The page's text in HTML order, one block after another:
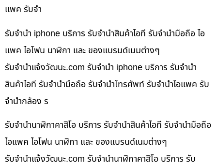
แพค รับจำ
รับจำนำ iphone บริการ รับจำนำสินค้าไอที รับจำนำมือถือ ไอ
แพค ไอโฟน นาฬิกา และ ของแบรนด์เนมต่างๆ
รับจํานําแจ้งวัฒนะ.com รับจำนำ iphone บริการ รับจำนำ
สินค้าไอที รับจำนำมือถือ รับจำนำโทรศัพท์ รับจำนำไอแพค รับ
จำนำกล้อง ร
รับจำนำนาฬิกาคาสิโอ บริการ รับจำนำสินค้าไอที รับจำนำมือถือ
ไอแพค ไอโฟน นาฬิกา และ ของแบรนด์เนมต่างๆ
รับจํานําแจ้งวัฒนะ.com รับจำนำนาฬิกาคาสิโอ บริการ รับ